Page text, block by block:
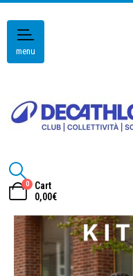
menu
0
Cart
0,00€